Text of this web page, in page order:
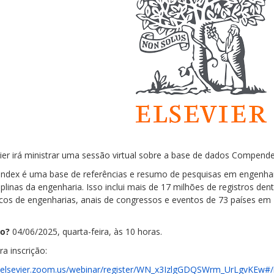
irá ministrar uma sessão virtual sobre a base de dados
é uma base de referências e resumo de pesquisas em
da engenharia. Isso inclui mais de 17 milhões de registros
de engenharias, anais de congressos e eventos de 73 países em
04/06/2025, quarta-feira, às 10 horas.
inscrição:
webinar/register/